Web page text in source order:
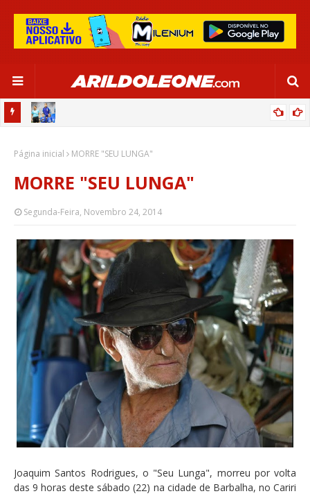
SALVADOR
Página inicial MORRE "SEU LUNGA"
MORRE "SEU LUNGA"
Segunda-Feira, Novembro 24, 2014
Joaquim Santos Rodrigues, o "Seu Lunga", morreu por volta
das 9 horas deste sábado (22) na cidade de Barbalha, no Cariri